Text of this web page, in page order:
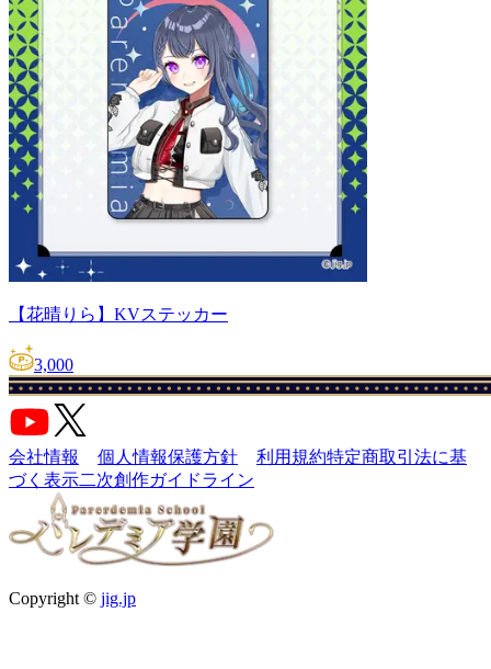
【花晴りら】KVステッカー
3,000
会社情報 個人情報保護方針 利用規約特定商取引法に基
づく表示二次創作ガイドライン
Copyright © jig.jp